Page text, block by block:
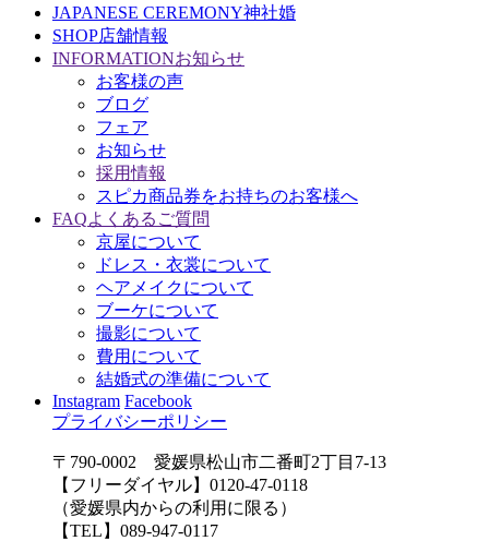
JAPANESE CEREMONY神社婚
SHOP店舗情報
INFORMATIONお知らせ
お客様の声
ブログ
フェア
お知らせ
採用情報
スピカ商品券をお持ちのお客様へ
FAQよくあるご質問
京屋について
ドレス・衣裳について
ヘアメイクについて
ブーケについて
撮影について
費用について
結婚式の準備について
Instagram Facebook
プライバシーポリシー
〒790-0002 愛媛県松山市二番町2丁目7-13
【フリーダイヤル】0120-47-0118
（愛媛県内からの利用に限る）
【TEL】089-947-0117